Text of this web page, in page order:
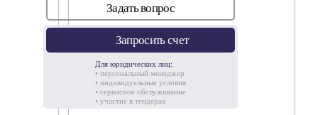
Задать вопрос
Запросить счет
Для юридических лиц:
• персональный менеджер
• индивидуальные условия
• сервисное обслуживание
• участие в тендерах